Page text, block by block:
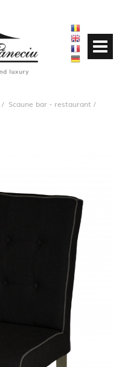
Scaune bar - restaurant